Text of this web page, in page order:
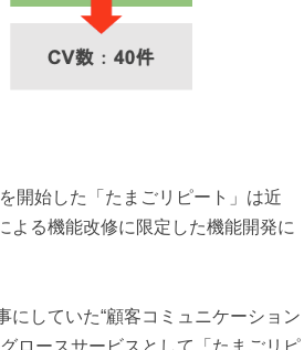
開始した「たまごリピート」は近
よる機能改修に限定した機能開発に
にしていた“顧客コミュニケーション
ロースサービスとして「たまごリピ